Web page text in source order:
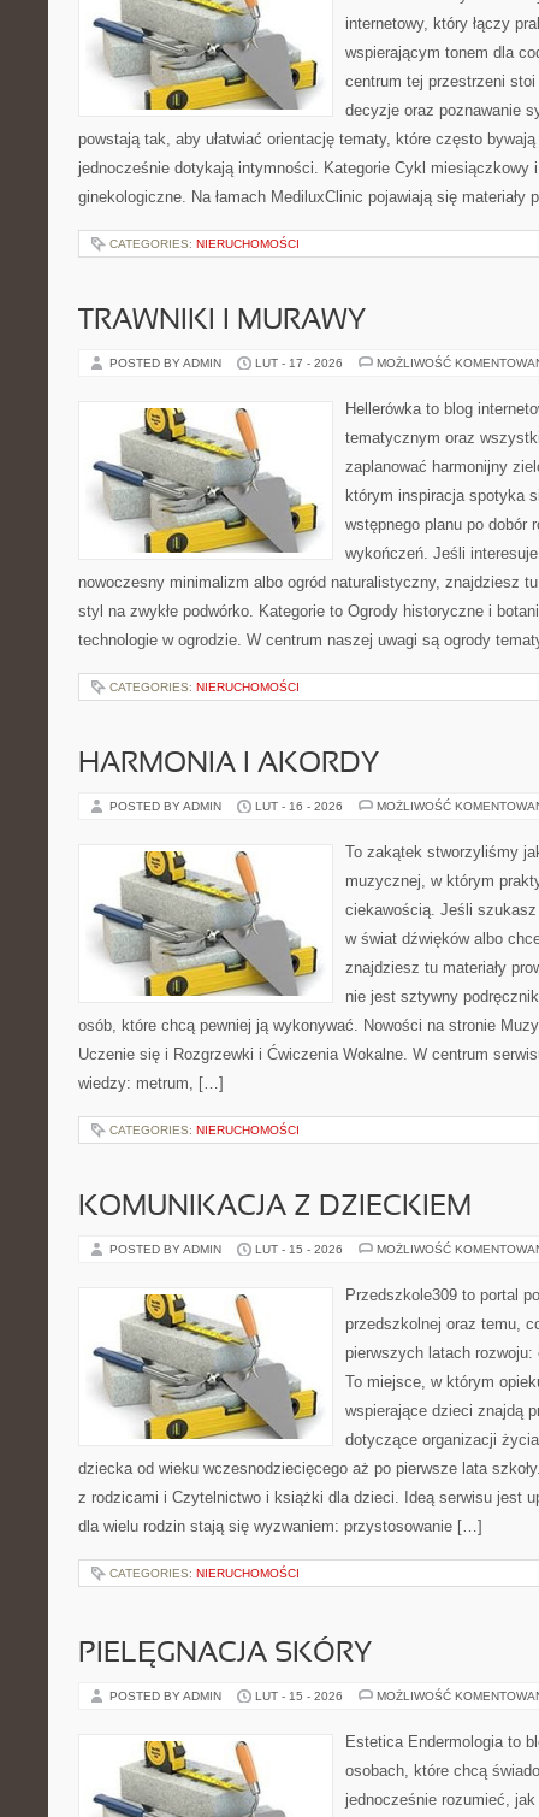
internetowy, który łączy
wspierającym tonem dla
centrum tej przestrzeni
decyzje oraz poznawanie
powstają tak, aby ułatwiać orientację tematy, które często
jednocześnie dotykają intymności. Kategorie Cykl miesiączkowy
ginekologiczne. Na łamach MediluxClinic pojawiają się materiały
CATEGORIES: NIERUCHOMOŚCI
TRAWNIKI I MURAWY
POSTED BY ADMIN LUT - 17 - 2026 MOŻLIWOŚĆ
Hellerówka to blog
tematycznym oraz
zaplanować harmonijny
którym inspiracja spotyka
wstępnego planu po dobór
wykończeń. Jeśli
nowoczesny minimalizm albo ogród naturalistyczny, znajdziesz
styl na zwykłe podwórko. Kategorie to Ogrody historyczne i
technologie w ogrodzie. W centrum naszej uwagi są ogrody
CATEGORIES: NIERUCHOMOŚCI
HARMONIA I AKORDY
POSTED BY ADMIN LUT - 16 - 2026 MOŻLIWOŚĆ
To zakątek stworzyliśmy
muzycznej, w którym
ciekawością. Jeśli
w świat dźwięków albo
znajdziesz tu materiały
nie jest sztywny
osób, które chcą pewniej ją wykonywać. Nowości na stronie
Uczenie się i Rozgrzewki i Ćwiczenia Wokalne. W centrum
wiedzy: metrum, […]
CATEGORIES: NIERUCHOMOŚCI
KOMUNIKACJA Z DZIECKIEM
POSTED BY ADMIN LUT - 15 - 2026 MOŻLIWOŚĆ
Przedszkole309 to portal
przedszkolnej oraz temu,
pierwszych latach
To miejsce, w którym
wspierające dzieci znajdą
dotyczące organizacji
dziecka od wieku wczesnodziecięcego aż po pierwsze lata
z rodzicami i Czytelnictwo i książki dla dzieci. Ideą serwisu jest
dla wielu rodzin stają się wyzwaniem: przystosowanie […]
CATEGORIES: NIERUCHOMOŚCI
PIELĘGNACJA SKÓRY
POSTED BY ADMIN LUT - 15 - 2026 MOŻLIWOŚĆ
Estetica Endermologia to
osobach, które chcą
jednocześnie rozumieć, jak